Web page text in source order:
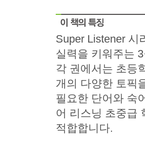
Super Listener 시
실력을 키워주는
각 권에서는 초등
개의 다양한 토픽
필요한 단어와 숙
어 리스닝 초중급
적합합니다.